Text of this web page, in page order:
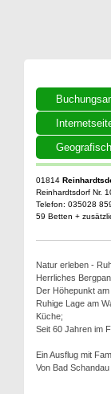
01814
Reinhardtsdorf Nr.
Telefon: 035028
59 Betten +
Natur erleben -
Herrliches
Der Höhepunkt
Ruhige Lage am
Küche;
Seit 60 Jahren im
Ein Ausflug mit
Von Bad Schandau